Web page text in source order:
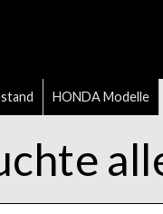
HONDA Modelle